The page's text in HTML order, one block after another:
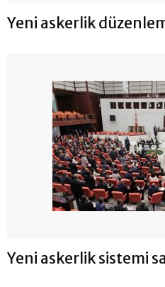
Yeni askerlik
Yeni askerlik sistemi